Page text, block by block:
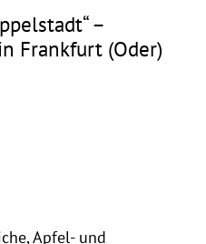
–
Frankfurt (Oder)
Apfel- und